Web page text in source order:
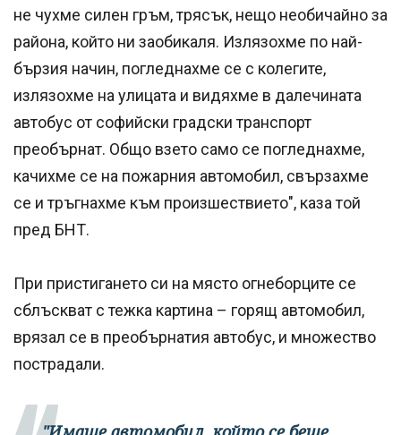
не чухме силен гръм, трясък, нещо необичайно за
района, който ни заобикаля. Излязохме по най-
бързия начин, погледнахме се с колегите,
излязохме на улицата и видяхме в далечината
автобус от софийски градски транспорт
преобърнат. Общо взето само се погледнахме,
качихме се на пожарния автомобил, свързахме
се и тръгнахме към произшествието", каза той
пред БНТ.
При пристигането си на място огнеборците се
сблъскват с тежка картина – горящ автомобил,
врязал се в преобърнатия автобус, и множество
пострадали.